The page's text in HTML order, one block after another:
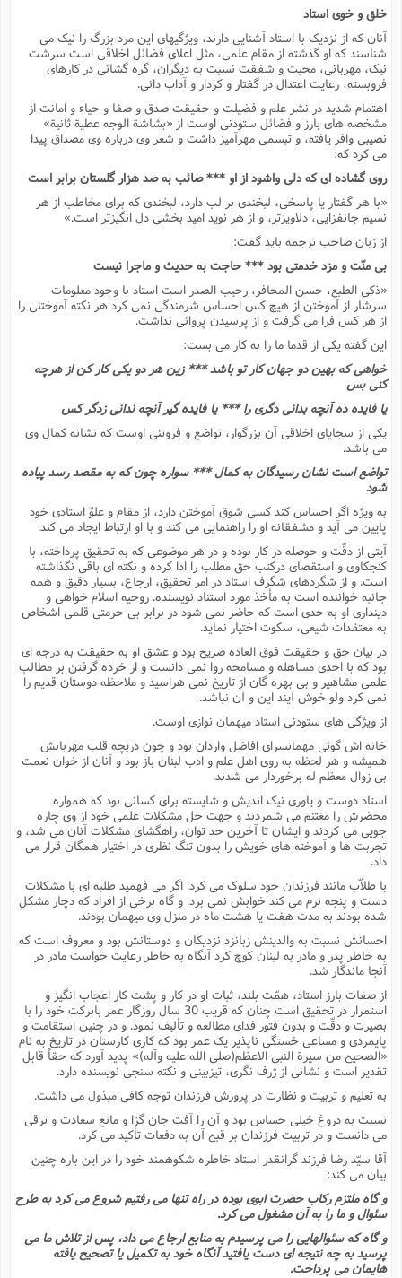
خلق و خوى استاد
آنان که از نزدیک با استاد آشنایى دارند، ویژگیهاى این مرد بزرگ را نیک مى
شناسند که او گذشته از مقام علمى، مثل اعلاى فضائل اخلاقى است سرشت
نیک، مهربانى، محبت و شفقت نسبت به دیگران، گره گشائى در کارهاى
فروبسته، رعایت اعتدال در گفتار و کردار و آداب دانى.
اهتمام شدید در نشر علم و فضیلت و حقیقت صدق و صفا و حیاء و امانت از
مشخصه هاى بارز و فضائل ستودنى اوست از «بشاشة الوجه عطیة ثانیة»
نصیبى وافر یافته، و تبسمى مهرآمیز داشت و شعر وى درباره وى مصداق پیدا
مى کرد که:
روى گشاده اى که دلى واشود از او *** صائب به صد هزار گلستان برابر است
«با هر گفتار یا پاسخى، لبخندى بر لب دارد، لبخندى که براى مخاطب از هر
نسیم جانفزایى، دلاویزتر، و از هر نوید امید بخشى دل انگیزتر است.»
از زبان صاحب ترجمه باید گفت:
بى منّت و مزد خدمتى بود *** حاجت به حدیث و ماجرا نیست
«ذکى الطبع، حسن المحافر، رحیب الصدر است استاد با وجود معلومات
سرشار از آموختن از هیچ کس احساس شرمندگى نمى کرد هر نکته آموختنى را
از هر کس فرا مى گرفت و از پرسیدن پروائى نداشت.
این گفته یکى از قدما ما را به کار مى بست:
خواهى که بهین دو جهان کار تو باشد *** زین هر دو یکى کار کن از هرچه
کنى بس
یا فایده ده آنچه بدانى دگرى را *** یا فایده گیر آنچه ندانى زدگر کس
یکى از سجایاى اخلاقى آن بزرگوار، تواضع و فروتنى اوست که نشانه کمال وى
مى باشد.
تواضع است نشان رسیدگان به کمال *** سواره چون که به مقصد رسد پیاده
شود
به ویژه اگر احساس کند کسى شوق آموختن دارد، از مقام و علوّ استادى خود
پایین مى آید و مشفقانه او را راهنمایى مى کند و با او ارتباط ایجاد مى کند.
آیتى از دقّت و حوصله در کار بوده و در هر موضوعى که به تحقیق پرداخته، با
کنجکاوى و استقصاى درکتب حق مطلب را ادا کرده و نکته اى باقى نگذاشته
است. و از شگردهاى شگرف استاد در امر تحقیق، ارجاع، بسیار دقیق و همه
جانبه خواننده است به مأخذ مورد استناد نویسنده. روحیه اسلام خواهى و
دیندارى او به حدى است که حاضر نمى شود در برابر بى حرمتى قلمى اشخاص
به معتقدات شیعى، سکوت اختیار نماید.
در بیان حق و حقیقت فوق العاده صریح بود و عشق او به حقیقت به درجه اى
بود که با احدى مساهله و مسامحه روا نمى دانست و از خرده گرفتن بر مطالب
علمى مشاهیر و بى بهره گان از تاریخ نمى هراسید و ملاحظه دوستان قدیم را
نمى کرد ولو خوش آیند این و آن نباشد.
از ویژگى هاى ستودنى استاد میهمان نوازى اوست.
خانه اش گوئى مهمانسراى افاضل واردان بود و چون دریچه قلب مهربانش
همیشه و هر لحظه به روى اهل علم و ادب لبنان باز بود و آنان از خوان نعمت
بى زوال معظم له برخوردار مى شدند.
استاد دوست و یاورى نیک اندیش و شایسته براى کسانى بود که همواره
محضرش را مغتنم مى شمردند و جهت حل مشکلات علمى خود از وى چاره
جویى مى کردند و ایشان تا آخرین حد توان، راهگشاى مشکلات آنان مى شد، و
تجربت ها و آموخته هاى خویش را بدون تنگ نظرى در اختیار همگان قرار مى
داد.
با طلاّب مانند فرزندان خود سلوک مى کرد. اگر مى فهمید طلبه اى با مشکلات
دست و پنجه نرم مى کند خوابش نمى برد. و گاه برخى از افراد که دچار مشکل
شده بودند به مدت هفت یا هشت ماه در منزل وى میهمان بودند.
احسانش نسبت به والدینش زبانزد نزدیکان و دوستانش بود و معروف است که
به خاطر پدر و مادر به لبنان کوچ کرد آنگاه به خاطر رعایت خواست مادر در
آنجا ماندگار شد.
از صفات بارز استاد، همّت بلند، ثبات او در کار و پشت کار اعجاب انگیز و
استمرار در تحقیق است چنان که قریب 30 سال روزگار عمر بابرکت خود را با
بصیرت و دقّت و بدون فتور فداى مطالعه و تألیف نمود. و در چنین استقامت و
پایمردى و مساعى خستگى ناپذیر یک عمر بود که کارى کارستان در تاریخ به نام
«الصحیح من سیرة النبى الاعظم(صلى الله علیه وآله)» پدید آورد که حقاً قابل
تقدیر است و نشانى از ژرف نگرى، تیزبینى و نکته سنجى نویسنده دارد.
به تعلیم و تربیت و نظارت در پرورش فرزندان توجه کافى مبذول مى داشت.
نسبت به دروغ خیلى حساس بود و آن را آفت جان گزا و مانع سعادت و ترقى
مى دانست و در تربیت فرزندان بر قبح آن به دفعات تأکید مى کرد.
آقا سیّد رضا فرزند گرانقدر استاد خاطره شکوهمند خود را در این باره چنین
بیان مى کند:
و گاه ملتزم رکاب حضرت ابوى بوده در راه تنها مى رفتیم شروع مى کرد به طرح
سئوال و ما را به آن مشغول مى کرد.
و گاه که سئوالهایى را مى پرسیدم به منابع ارجاع مى داد، پس از تلاش ما مى
پرسید به چه نتیجه اى دست یافتید آنگاه خود به تکمیل یا تصحیح یافته
هایمان مى پرداخت.